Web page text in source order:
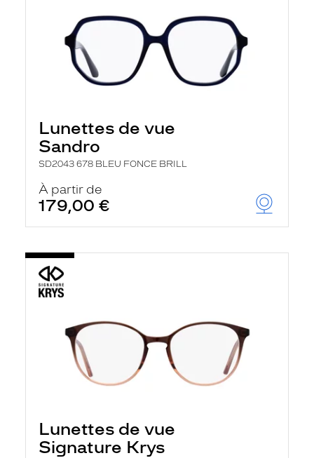
Lunettes de vue
Sandro
SD2043 678 BLEU FONCE BRILL
À partir de
179,00 €
Lunettes de vue
Signature Krys